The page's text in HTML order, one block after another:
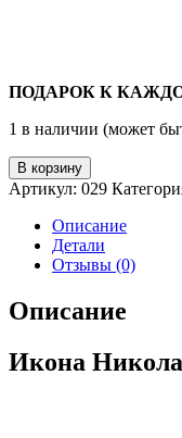
ПОДАРОК К
1 в наличии (может
В корзину
Артикул: 029
Описание
Детали
Отзывы (0)
Описание
Икона